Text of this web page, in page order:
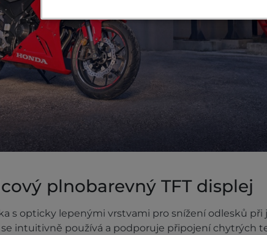
plnobarevný TFT displej
s opticky lepenými vrstvami pro snížení odlesků při
intuitivně používá a podporuje připojení chytrých